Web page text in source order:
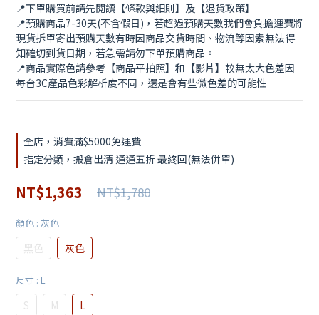
📍下單購買前請先閱讀【條款與細則】及【退貨政策】
📍預購商品7-30天(不含假日)，若超過預購天數我們會負擔運費將
現貨拆單寄出預購天數有時因商品交貨時間、物流等因素無法得
知確切到貨日期，若急需請勿下單預購商品。
📍商品實際色請參考【商品平拍照】和【影片】較無太大色差因
每台3C產品色彩解析度不同，還是會有些微色差的可能性
全店，消費滿$5000免運費
指定分類，搬倉出清 通通五折 最終回(無法併單)
NT$1,363 NT$1,780
顏色 : 灰色
黑色 灰色
尺寸 : L
S M L